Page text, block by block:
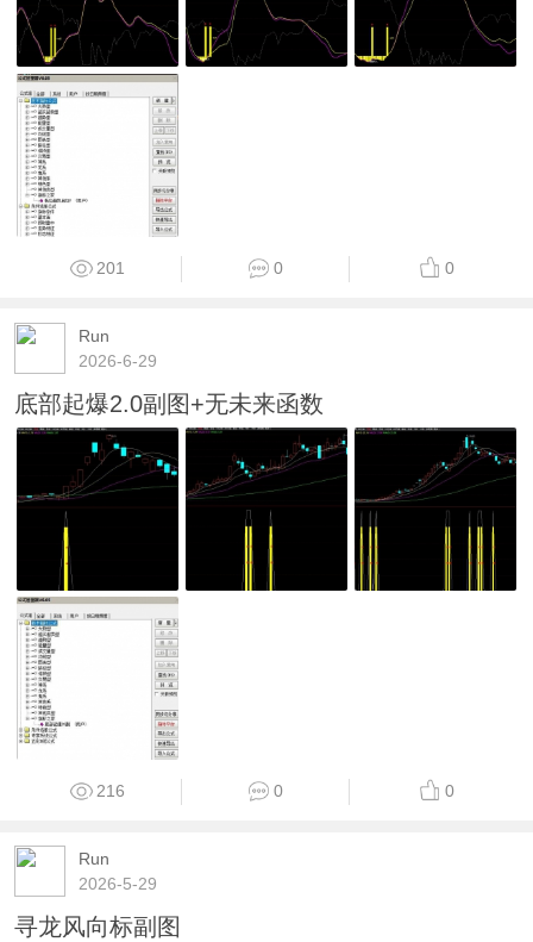
201 0 0
Run
2026-6-29
底部起爆2.0副图+无未来函数
216 0 0
Run
2026-5-29
寻龙风向标副图